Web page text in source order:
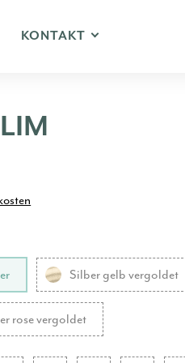
KONTAKT
Silber gelb vergoldet
rose vergoldet